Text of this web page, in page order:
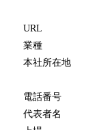
URL
業種
本社所在地
電話番号
代表者名